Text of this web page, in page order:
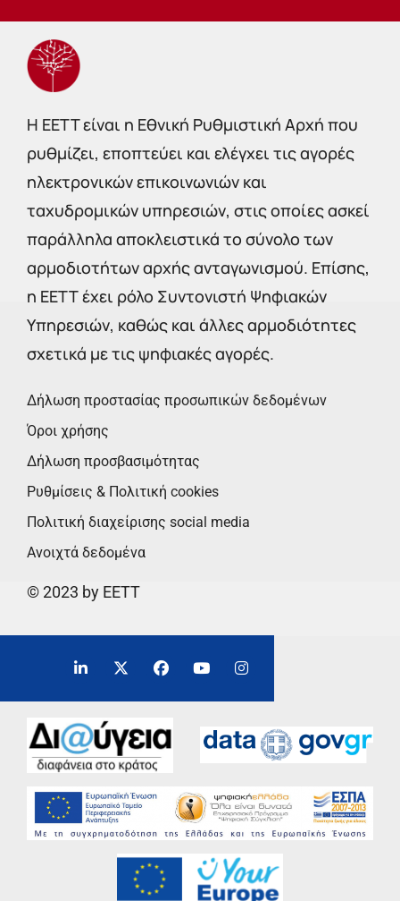
Η EETT είναι η Εθνική Ρυθμιστική Αρχή που
ρυθμίζει, εποπτεύει και ελέγχει τις αγορές
ηλεκτρονικών επικοινωνιών και
ταχυδρομικών υπηρεσιών, στις οποίες ασκεί
παράλληλα αποκλειστικά το σύνολο των
αρμοδιοτήτων αρχής ανταγωνισμού. Επίσης,
η ΕΕΤΤ έχει ρόλο Συντονιστή Ψηφιακών
Υπηρεσιών, καθώς και άλλες αρμοδιότητες
σχετικά με τις ψηφιακές αγορές.
Δήλωση προστασίας προσωπικών δεδομένων
Όροι χρήσης
Δήλωση προσβασιμότητας
Ρυθμίσεις & Πολιτική cookies
Πολιτική διαχείρισης social media
Ανοιχτά δεδομένα
© 2023 by EETT